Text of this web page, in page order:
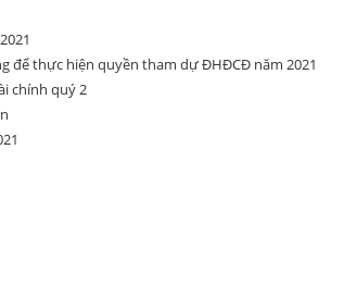
để thực hiện quyền tham dự ĐHĐCĐ năm 2021
chính quý 2